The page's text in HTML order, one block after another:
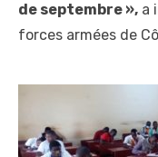
de septembre », a
forces armées de